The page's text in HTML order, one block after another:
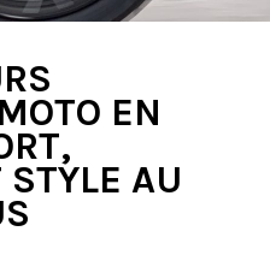
EN
STYLE AU